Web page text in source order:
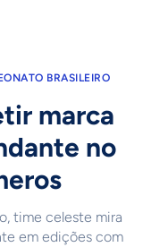
BRASILEIRO
marca
no
time celeste mira
em edições com